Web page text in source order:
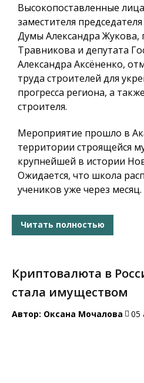
Высокопоставленные
заместителя
Думы Александра Жукова,
Травникова и депутата
Александра Аксёненко,
труда строителей для
прогресса региона, а
строителя.
Мероприятие прошло в
территории строящейся
крупнейшей в истории
Ожидается, что школа
учеников уже через месяц.
Читать полностью
Криптовалюта в
стала имуществом
Автор: Оксана Мочалова 05